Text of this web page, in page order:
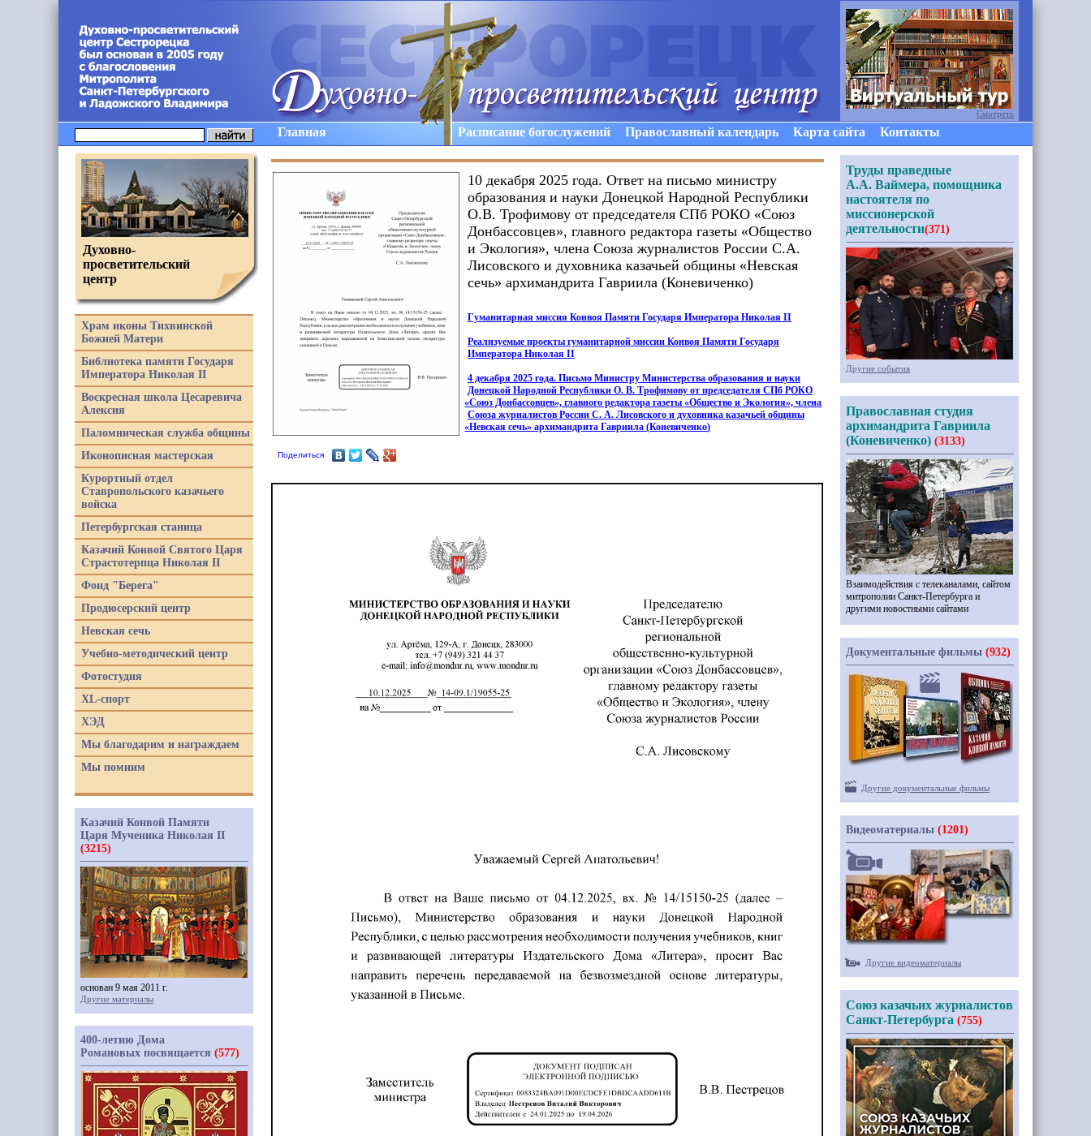
Главная Расписание богослужений Православный календарь Карта сайта Контакты
Поделиться
10 декабря 2025 года. Ответ на письмо министру
образования и науки Донецкой Народной Республики
О.В. Трофимову от председателя СПб РОКО «Союз
Донбассовцев», главного редактора газеты «Общество
и Экология», члена Союза журналистов России С.А.
Лисовского и духовника казачьей общины «Невская
сечь» архимандрита Гавриила (Коневиченко)
Гуманитарная миссия Конвоя Памяти Государя Императора Николая II
Реализуемые проекты гуманитарной миссии Конвоя Памяти Государя
Императора Николая II
4 декабря 2025 года. Письмо Министру Министерства образования и науки
Донецкой Народной Республики О. В. Трофимову от председателя СПб РОКО
«Союз Донбассовцев», главного редактора газеты «Общество и Экология», члена
Союза журналистов России С. А. Лисовского и духовника казачьей общины
«Невская сечь» архимандрита Гавриила (Коневиченко)
Духовно-
просветительский
центр
Храм иконы Тихвинской
Божией Матери
Библиотека памяти Государя
Императора Николая II
Воскресная школа Цесаревича
Алексия
Паломническая служба общины
Иконописная мастерская
Курортный отдел
Ставропольского казачьего
войска
Петербургская станица
Казачий Конвой Святого Царя
Страстотерпца Николая II
Фонд "Берега"
Продюсерский центр
Невская сечь
Учебно-методический центр
Фотостудия
XL-спорт
ХЭД
Мы благодарим и награждаем
Мы помним
Казачий Конвой Памяти
Царя Мученика Николая II
(3215)
основан 9 мая 2011 г.
Другие материалы
400-летию Дома
Романовых посвящается (577)
Смотреть
Труды праведные
А.А. Ваймера, помощника
настоятеля по
миссионерской
деятельности(371)
Другие события
Православная студия
архимандрита Гавриила
(Коневиченко) (3133)
Взаимодействия с телеканалами, сайтом
митрополии Санкт-Петербурга и
другими новостными сайтами
Документальные фильмы (932)
Другие документальные фильмы
Видеоматериалы (1201)
Другие видеоматериалы
Союз казачьих журналистов
Санкт-Петербурга (755)